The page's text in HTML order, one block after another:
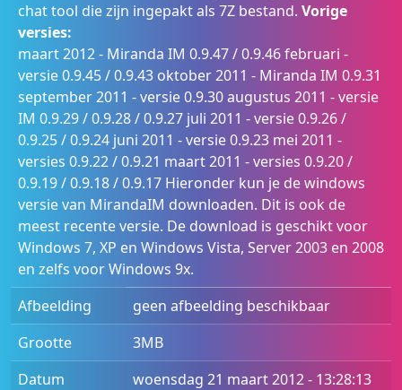
chat tool die zijn ingepakt als 7Z bestand. Vorige
versies:
maart 2012 - Miranda IM 0.9.47 / 0.9.46 februari -
versie 0.9.45 / 0.9.43 oktober 2011 - Miranda IM 0.9.31
september 2011 - versie 0.9.30 augustus 2011 - versie
IM 0.9.29 / 0.9.28 / 0.9.27 juli 2011 - versie 0.9.26 /
0.9.25 / 0.9.24 juni 2011 - versie 0.9.23 mei 2011 -
versies 0.9.22 / 0.9.21 maart 2011 - versies 0.9.20 /
0.9.19 / 0.9.18 / 0.9.17 Hieronder kun je de windows
versie van MirandaIM downloaden. Dit is ook de
meest recente versie. De download is geschikt voor
Windows 7, XP en Windows Vista, Server 2003 en 2008
en zelfs voor Windows 9x.
Afbeelding
geen afbeelding beschikbaar
Grootte
3MB
Datum
woensdag 21 maart 2012 - 13:28:13